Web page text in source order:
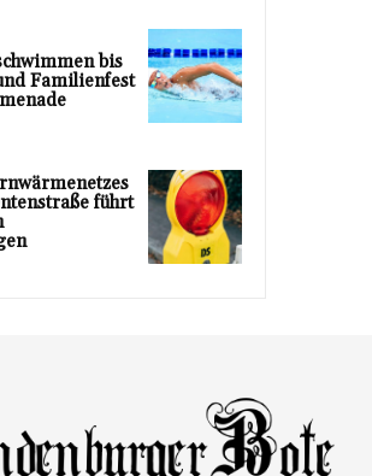
bis
Familienfest
führt